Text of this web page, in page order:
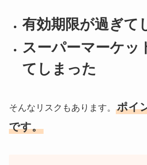
有効期限が過ぎて
スーパーマーケッ
てしまった
そんなリスクもあります。 ポイ
です。